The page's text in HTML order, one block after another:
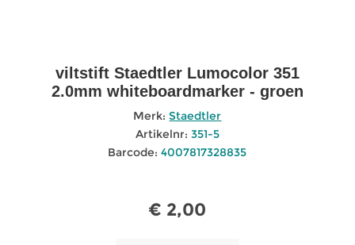
viltstift Staedtler Lumocolor 351
2.0mm whiteboardmarker - groen
Merk: Staedtler
Artikelnr: 351-5
Barcode: 4007817328835
€ 2,00